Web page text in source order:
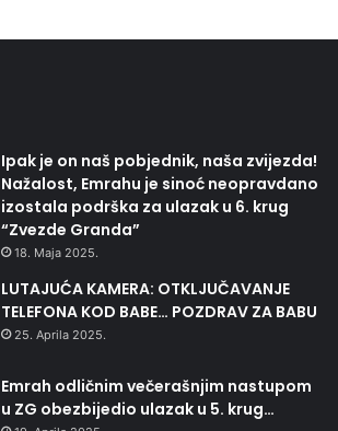
Ipak je on naš pobjednik, naša zvijezda!
Nažalost, Emrahu je sinoć neopravdano
izostala podrška za ulazak u 6. krug
“Zvezde Granda”
18. Maja 2025.
LUTAJUĆA KAMERA: OTKLJUČAVANJE
TELEFONA KOD BABE… POZDRAV ZA BABU
25. Aprila 2025.
Emrah odličnim večerašnjim nastupom
u ZG obezbijedio ulazak u 5. krug…